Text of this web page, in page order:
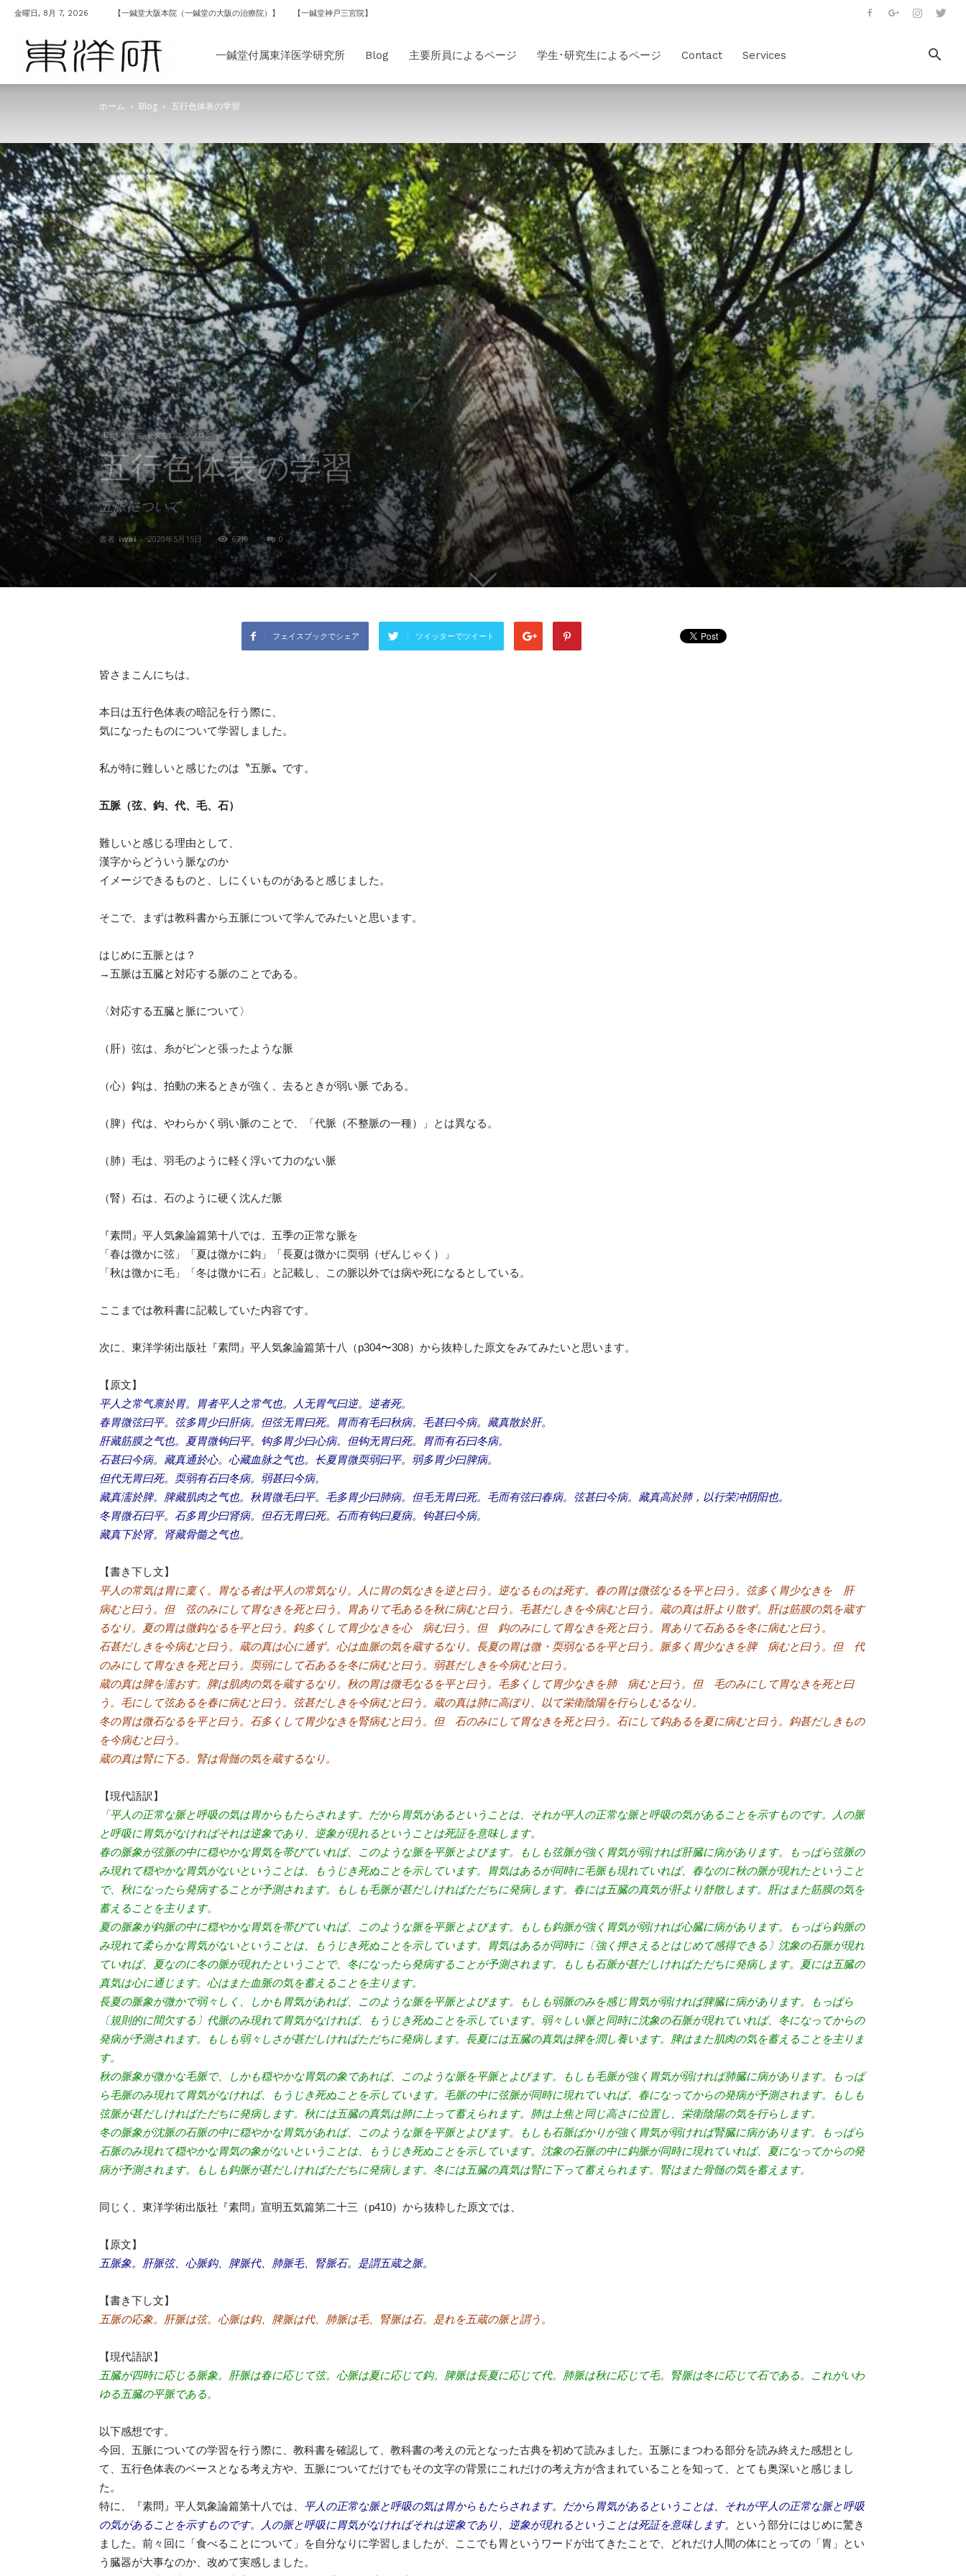
金曜日, 8月 7, 2026 【一鍼堂大阪本院（一鍼堂の大阪の治療院）】 【一鍼堂神戸三宮院】
鍼
堂
付
属
東
洋
医
学
一鍼堂付属東洋医学研究所 Blog 主要所員によるページ 学生･研究生によるページ Contact Services
ホーム Blog 五行色体表の学習
Blog 学生･研究生によるブログ
五行色体表の学習
五脈について
書者 iwai - 2020年5月15日 6719 0
フェイスブックでシェア ツイッターでツイート
皆さまこんにちは。
本日は五行色体表の暗記を行う際に、
気になったものについて学習しました。
私が特に難しいと感じたのは〝五脈〟です。
五脈（弦、鈎、代、毛、石）
難しいと感じる理由として、
漢字からどういう脈なのか
イメージできるものと、しにくいものがあると感じました。
そこで、まずは教科書から五脈について学んでみたいと思います。
はじめに五脈とは？
→五脈は五臓と対応する脈のことである。
〈対応する五臓と脈について〉
（肝）弦は、糸がピンと張ったような脈
（心）鈎は、拍動の来るときが強く、去るときが弱い脈 である。
（脾）代は、やわらかく弱い脈のことで、「代脈（不整脈の一種）」とは異なる。
（肺）毛は、羽毛のように軽く浮いて力のない脈
（腎）石は、石のように硬く沈んだ脈
『素問』平人気象論篇第十八では、五季の正常な脈を
「春は微かに弦」「夏は微かに鈎」「長夏は微かに耎弱（ぜんじゃく）」
「秋は微かに毛」「冬は微かに石」と記載し、この脈以外では病や死になるとしている。
ここまでは教科書に記載していた内容です。
次に、東洋学術出版社『素問』平人気象論篇第十八（p304〜308）から抜粋した原文をみてみたいと思います。
【原文】
平人之常气禀於胃。胃者平人之常气也。人无胃气曰逆。逆者死。
春胃微弦曰平。弦多胃少曰肝病。但弦无胃曰死。胃而有毛曰秋病。毛甚曰今病。藏真散於肝。
肝藏筋膜之气也。夏胃微钩曰平。钩多胃少曰心病。但钩无胃曰死。胃而有石曰冬病。
石甚曰今病。藏真通於心。心藏血脉之气也。长夏胃微耎弱曰平。弱多胃少曰脾病。
但代无胃曰死。耎弱有石曰冬病。弱甚曰今病。
藏真濡於脾。脾藏肌肉之气也。秋胃微毛曰平。毛多胃少曰肺病。但毛无胃曰死。毛而有弦曰春病。弦甚曰今病。藏真高於肺，以行荣冲阴阳也。
冬胃微石曰平。石多胃少曰肾病。但石无胃曰死。石而有钩曰夏病。钩甚曰今病。
藏真下於肾。肾藏骨髓之气也。
【書き下し文】
平人の常気は胃に稟く。胃なる者は平人の常気なり。人に胃の気なきを逆と曰う。逆なるものは死す。春の胃は微弦なるを平と曰う。弦多く胃少なきを 肝
病むと曰う。但 弦のみにして胃なきを死と曰う。胃ありて毛あるを秋に病むと曰う。毛甚だしきを今病むと曰う。蔵の真は肝より散ず。肝は筋膜の気を蔵す
るなり。夏の胃は微鈎なるを平と曰う。鈎多くして胃少なきを心 病む曰う。但 鈎のみにして胃なきを死と曰う。胃ありて石あるを冬に病むと曰う。
石甚だしきを今病むと曰う。蔵の真は心に通ず。心は血脈の気を蔵するなり。長夏の胃は微・耎弱なるを平と曰う。脈多く胃少なきを脾 病むと曰う。但 代
のみにして胃なきを死と曰う。耎弱にして石あるを冬に病むと曰う。弱甚だしきを今病むと曰う。
蔵の真は脾を濡おす。脾は肌肉の気を蔵するなり。秋の胃は微毛なるを平と曰う。毛多くして胃少なきを肺 病むと曰う。但 毛のみにして胃なきを死と曰
う。毛にして弦あるを春に病むと曰う。弦甚だしきを今病むと曰う。蔵の真は肺に高ぼり、以て栄衛陰陽を行らしむるなり。
冬の胃は微石なるを平と曰う。石多くして胃少なきを腎病むと曰う。但 石のみにして胃なきを死と曰う。石にして鈎あるを夏に病むと曰う。鈎甚だしきもの
を今病むと曰う。
蔵の真は腎に下る。腎は骨髄の気を蔵するなり。
【現代語訳】
「平人の正常な脈と呼吸の気は胃からもたらされます。だから胃気があるということは、それが平人の正常な脈と呼吸の気があることを示すものです。人の脈
と呼吸に胃気がなければそれは逆象であり、逆象が現れるということは死証を意味します。
春の脈象が弦脈の中に穏やかな胃気を帯びていれば、このような脈を平脈とよびます。もしも弦脈が強く胃気が弱ければ肝臓に病があります。もっぱら弦脈の
み現れて穏やかな胃気がないということは、もうじき死ぬことを示しています。胃気はあるが同時に毛脈も現れていれば、春なのに秋の脈が現れたということ
で、秋になったら発病することが予測されます。もしも毛脈が甚だしければただちに発病します。春には五臓の真気が肝より舒散します。肝はまた筋膜の気を
蓄えることを主ります。
夏の脈象が鈎脈の中に穏やかな胃気を帯びていれば、このような脈を平脈とよびます。もしも鈎脈が強く胃気が弱ければ心臓に病があります。もっぱら鈎脈の
み現れて柔らかな胃気がないということは、もうじき死ぬことを示しています。胃気はあるが同時に〔強く押さえるとはじめて感得できる〕沈象の石脈が現れ
ていれば、夏なのに冬の脈が現れたということで、冬になったら発病することが予測されます。もしも石脈が甚だしければただちに発病します。夏には五臓の
真気は心に通じます。心はまた血脈の気を蓄えることを主ります。
長夏の脈象が微かで弱々しく、しかも胃気があれば、このような脈を平脈とよびます。もしも弱脈のみを感じ胃気が弱ければ脾臓に病があります。もっぱら
〔規則的に間欠する〕代脈のみ現れて胃気がなければ、もうじき死ぬことを示しています。弱々しい脈と同時に沈象の石脈が現れていれば、冬になってからの
発病が予測されます。もしも弱々しさが甚だしければただちに発病します。長夏には五臓の真気は脾を潤し養います。脾はまた肌肉の気を蓄えることを主りま
す。
秋の脈象が微かな毛脈で、しかも穏やかな胃気の象であれば、このような脈を平脈とよびます。もしも毛脈が強く胃気が弱ければ肺臓に病があります。もっぱ
ら毛脈のみ現れて胃気がなければ、もうじき死ぬことを示しています。毛脈の中に弦脈が同時に現れていれば、春になってからの発病が予測されます。もしも
弦脈が甚だしければただちに発病します。秋には五臓の真気は肺に上って蓄えられます。肺は上焦と同じ高さに位置し、栄衛陰陽の気を行らします。
冬の脈象が沈脈の石脈の中に穏やかな胃気があれば、このような脈を平脈とよびます。もしも石脈ばかりが強く胃気が弱ければ腎臓に病があります。もっぱら
石脈のみ現れて穏やかな胃気の象がないということは、もうじき死ぬことを示しています。沈象の石脈の中に鈎脈が同時に現れていれば、夏になってからの発
病が予測されます。もしも鈎脈が甚だしければただちに発病します。冬には五臓の真気は腎に下って蓄えられます。腎はまた骨髄の気を蓄えます。
同じく、東洋学術出版社『素問』宣明五気篇第二十三（p410）から抜粋した原文では、
【原文】
五脈象。肝脈弦、心脈鈎、脾脈代、肺脈毛、腎脈石。是謂五蔵之脈。
【書き下し文】
五脈の応象。肝脈は弦。心脈は鈎、脾脈は代、肺脈は毛、腎脈は石。是れを五蔵の脈と謂う。
【現代語訳】
五臓が四時に応じる脈象。肝脈は春に応じて弦。心脈は夏に応じて鈎。脾脈は長夏に応じて代。肺脈は秋に応じて毛。腎脈は冬に応じて石である。これがいわ
ゆる五臓の平脈である。
以下感想です。
今回、五脈についての学習を行う際に、教科書を確認して、教科書の考えの元となった古典を初めて読みました。五脈にまつわる部分を読み終えた感想とし
て、五行色体表のベースとなる考え方や、五脈についてだけでもその文字の背景にこれだけの考え方が含まれていることを知って、とても奥深いと感じまし
た。
特に、『素問』平人気象論篇第十八では、 平人の正常な脈と呼吸の気は胃からもたらされます。だから胃気があるということは、それが平人の正常な脈と呼吸
の気があることを示すものです。人の脈と呼吸に胃気がなければそれは逆象であり、逆象が現れるということは死証を意味します。
という部分にはじめに驚き
ました。前々回に「食べることについて」を自分なりに学習しましたが、ここでも胃というワードが出てきたことで、どれだけ人間の体にとっての「胃」とい
う臓器が大事なのか、改めて実感しました。